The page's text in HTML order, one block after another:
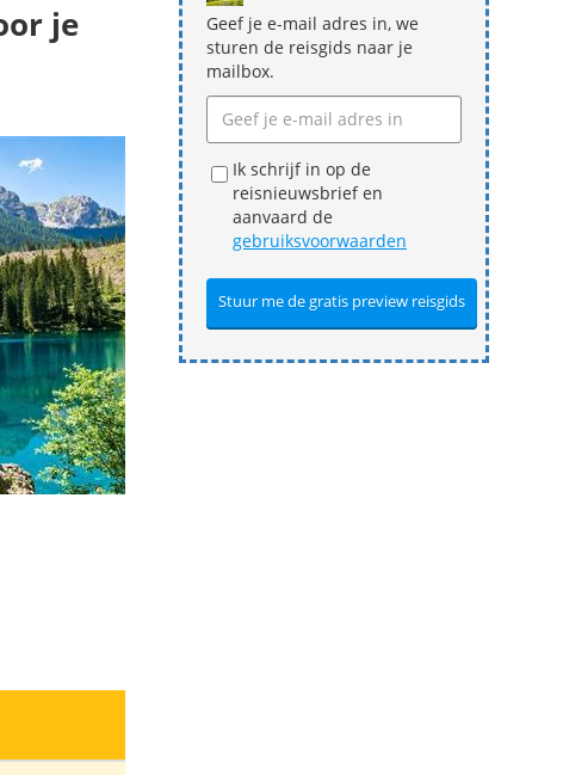
je
Geef je e-mail adres in, we
sturen de reisgids naar je
mailbox.
Ik schrijf in op de
reisnieuwsbrief en
aanvaard de
gebruiksvoorwaarden